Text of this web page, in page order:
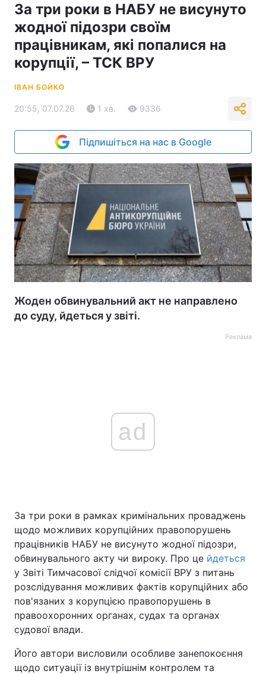
За три роки в НАБУ не висунуто
жодної підозри своїм
працівникам, які попалися на
корупції, – ТСК ВРУ
ІВАН БОЙКО
20:55, 07.07.26 1 хв. 9336
Підпишіться на нас в Google
Жоден обвинувальний акт не направлено
до суду, йдеться у звіті.
Реклама
ad
За три роки в рамках кримінальних проваджень
щодо можливих корупційних правопорушень
працівників НАБУ не висунуто жодної підозри,
обвинувального акту чи вироку. Про це йдеться
у Звіті Тимчасової слідчої комісії ВРУ з питань
розслідування можливих фактів корупційних або
пов'язаних з корупцією правопорушень в
правоохоронних органах, судах та органах
судової влади.
Його автори висловили особливе занепокоєння
щодо ситуації із внутрішнім контролем та